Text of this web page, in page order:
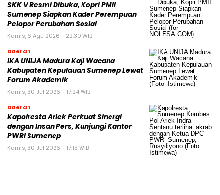
SKK V Resmi Dibuka, Kopri PMII
Sumenep Siapkan Kader Perempuan
Pelopor Perubahan Sosial
Kamis, 6 Agu 2026 - 22:30 WIB
Daerah
IKA UNIJA Madura Kaji Wacana
Kabupaten Kepulauan Sumenep Lewat
Forum Akademik
Kamis, 30 Jul 2026 - 17:24 WIB
Daerah
Kapolresta Ariek Perkuat Sinergi
dengan Insan Pers, Kunjungi Kantor
PWRI Sumenep
Kamis, 30 Jul 2026 - 17:13 WIB